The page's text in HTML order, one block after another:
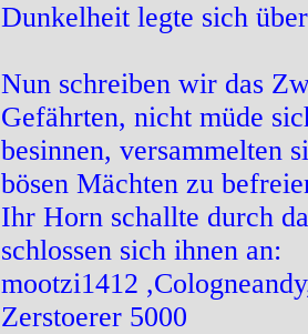
Dunkelheit legte sich
Nun schreiben wir das
Gefährten, nicht müde
besinnen, versammelten
bösen Mächten zu
Ihr Horn schallte durch
schlossen sich ihnen an:
mootzi1412
Zerstoerer 5000